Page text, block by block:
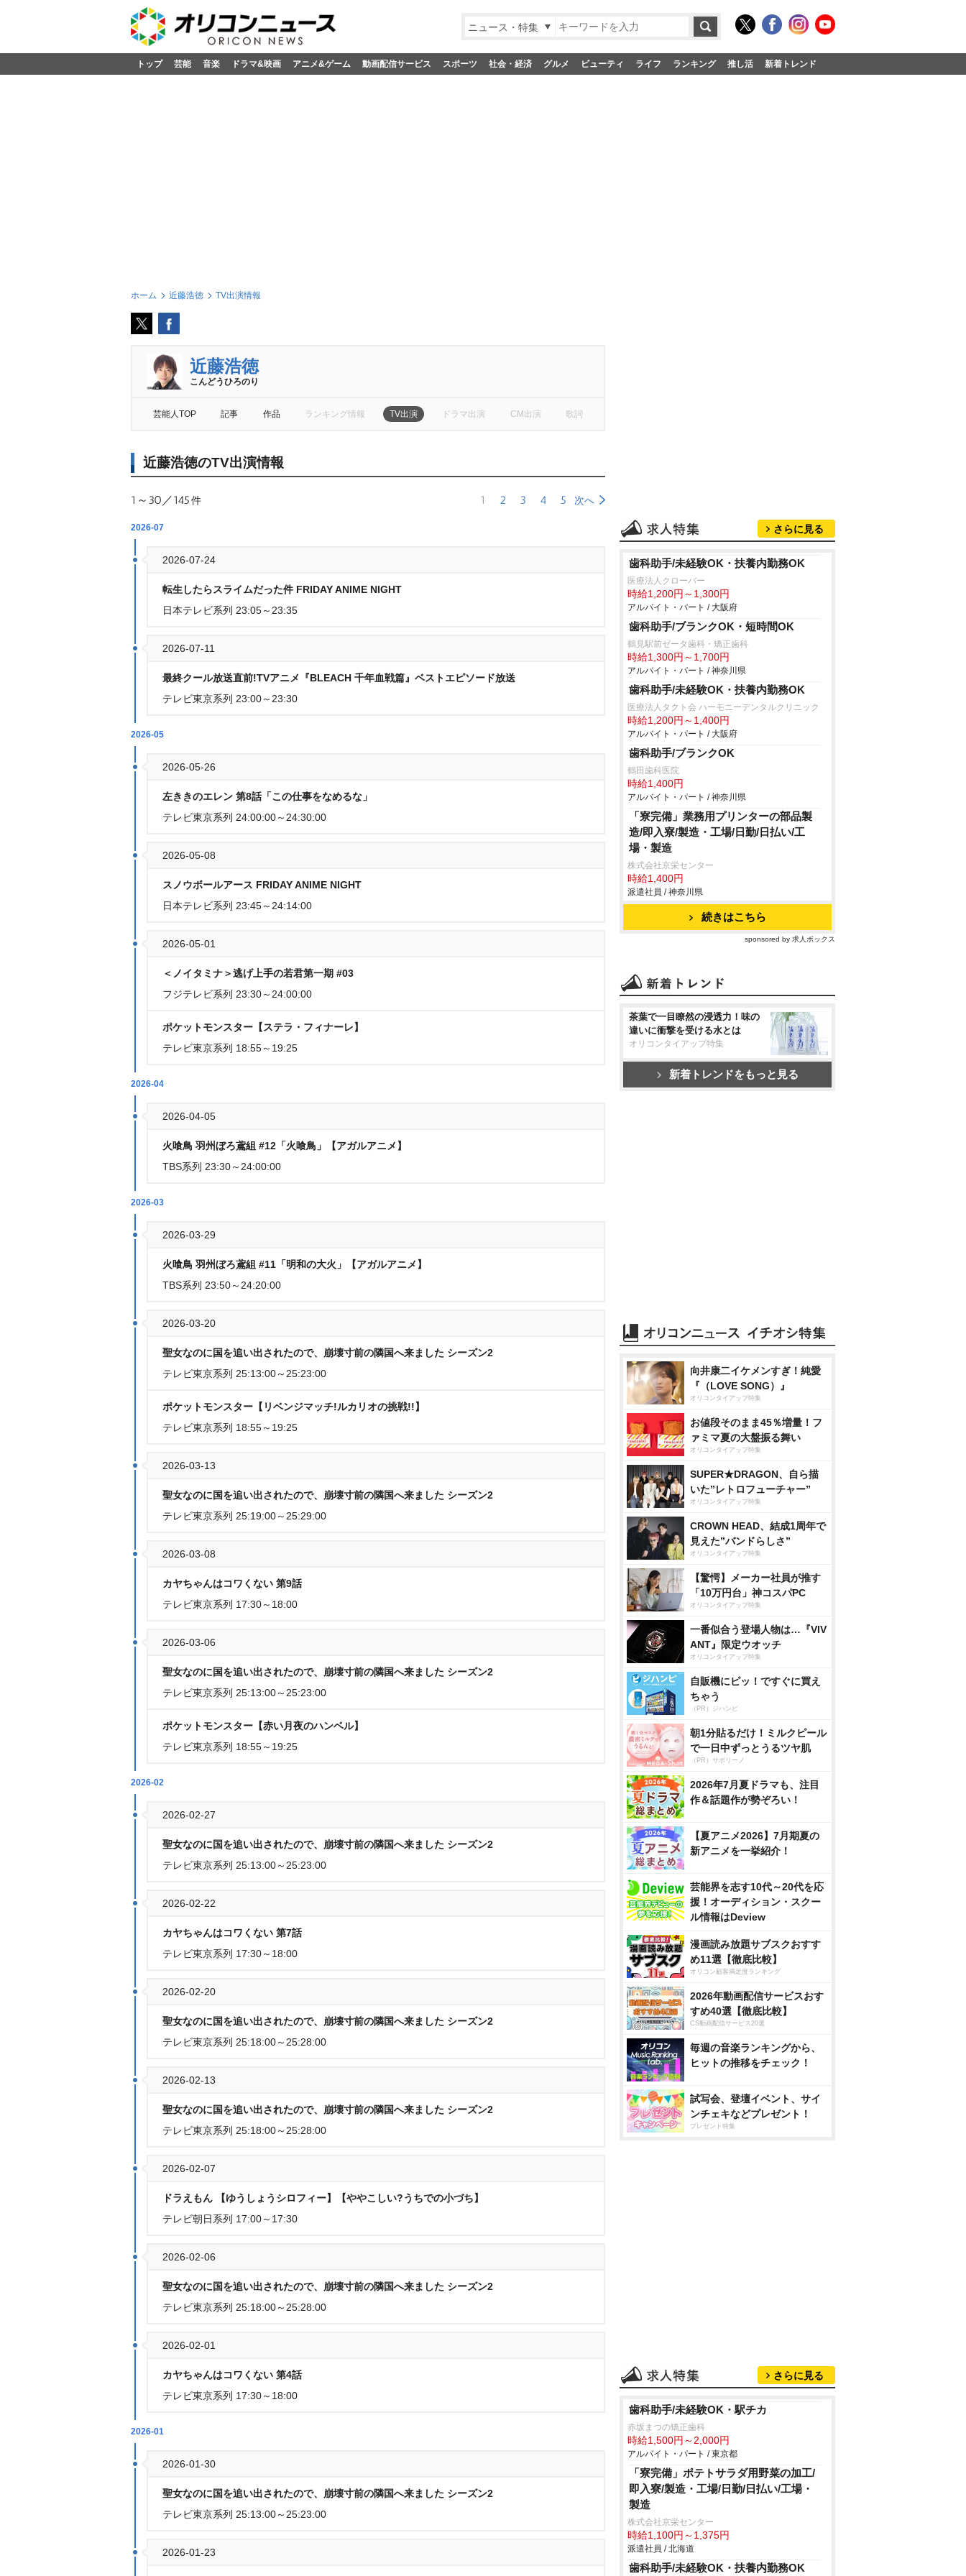
ニュース・特集
トップ 芸能 音楽 ドラマ&映画 アニメ&ゲーム 動画配信サービス スポーツ 社会・経済 グルメ ビューティ ライフ ランキング 推し活 新着トレンド
ホーム 近藤浩徳 TV出演情報
近藤浩徳
こんどうひろのり
芸能人TOP 記事 作品 ランキング情報 TV出演 ドラマ出演 CM出演 歌詞
近藤浩徳のTV出演情報
1～30／145件 1 2 3 4 5 次へ
2026-07
2026-07-24
転生したらスライムだった件 FRIDAY ANIME NIGHT
日本テレビ系列 23:05～23:35
2026-07-11
最終クール放送直前!TVアニメ『BLEACH 千年血戦篇』ベストエピソード放送
テレビ東京系列 23:00～23:30
2026-05
2026-05-26
左ききのエレン 第8話「この仕事をなめるな」
テレビ東京系列 24:00:00～24:30:00
2026-05-08
スノウボールアース FRIDAY ANIME NIGHT
日本テレビ系列 23:45～24:14:00
2026-05-01
＜ノイタミナ＞逃げ上手の若君第一期 #03
フジテレビ系列 23:30～24:00:00
ポケットモンスター【ステラ・フィナーレ】
テレビ東京系列 18:55～19:25
2026-04
2026-04-05
火喰鳥 羽州ぼろ鳶組 #12「火喰鳥」【アガルアニメ】
TBS系列 23:30～24:00:00
2026-03
2026-03-29
火喰鳥 羽州ぼろ鳶組 #11「明和の大火」【アガルアニメ】
TBS系列 23:50～24:20:00
2026-03-20
聖女なのに国を追い出されたので、崩壊寸前の隣国へ来ました シーズン2
テレビ東京系列 25:13:00～25:23:00
ポケットモンスター【リベンジマッチ!ルカリオの挑戦!!】
テレビ東京系列 18:55～19:25
2026-03-13
聖女なのに国を追い出されたので、崩壊寸前の隣国へ来ました シーズン2
テレビ東京系列 25:19:00～25:29:00
2026-03-08
カヤちゃんはコワくない 第9話
テレビ東京系列 17:30～18:00
2026-03-06
聖女なのに国を追い出されたので、崩壊寸前の隣国へ来ました シーズン2
テレビ東京系列 25:13:00～25:23:00
ポケットモンスター【赤い月夜のハンベル】
テレビ東京系列 18:55～19:25
2026-02
2026-02-27
聖女なのに国を追い出されたので、崩壊寸前の隣国へ来ました シーズン2
テレビ東京系列 25:13:00～25:23:00
2026-02-22
カヤちゃんはコワくない 第7話
テレビ東京系列 17:30～18:00
2026-02-20
聖女なのに国を追い出されたので、崩壊寸前の隣国へ来ました シーズン2
テレビ東京系列 25:18:00～25:28:00
2026-02-13
聖女なのに国を追い出されたので、崩壊寸前の隣国へ来ました シーズン2
テレビ東京系列 25:18:00～25:28:00
2026-02-07
ドラえもん 【ゆうしょうシロフィー】【ややこしい?うちでの小づち】
テレビ朝日系列 17:00～17:30
2026-02-06
聖女なのに国を追い出されたので、崩壊寸前の隣国へ来ました シーズン2
テレビ東京系列 25:18:00～25:28:00
2026-02-01
カヤちゃんはコワくない 第4話
テレビ東京系列 17:30～18:00
2026-01
2026-01-30
聖女なのに国を追い出されたので、崩壊寸前の隣国へ来ました シーズン2
テレビ東京系列 25:13:00～25:23:00
2026-01-23
さらに見る
歯科助手/未経験OK・扶養内勤務OK
医療法人クローバー
時給1,200円～1,300円
アルバイト・パート / 大阪府
歯科助手/ブランクOK・短時間OK
鶴見駅前ゼータ歯科・矯正歯科
時給1,300円～1,700円
アルバイト・パート / 神奈川県
歯科助手/未経験OK・扶養内勤務OK
医療法人タクト会 ハーモニーデンタルクリニック
時給1,200円～1,400円
アルバイト・パート / 大阪府
歯科助手/ブランクOK
鶴田歯科医院
時給1,400円
アルバイト・パート / 神奈川県
「寮完備」業務用プリンターの部品製
造/即入寮/製造・工場/日勤/日払い/工
場・製造
株式会社京栄センター
時給1,400円
派遣社員 / 神奈川県
続きはこちら
sponsored by 求人ボックス
茶葉で一目瞭然の浸透力！味の
違いに衝撃を受ける水とは
オリコンタイアップ特集
新着トレンドをもっと見る
向井康二イケメンすぎ！純愛
『（LOVE SONG）』
オリコンタイアップ特集
お値段そのまま45％増量！フ
ァミマ夏の大盤振る舞い
オリコンタイアップ特集
SUPER★DRAGON、自ら描
いた”レトロフューチャー”
オリコンタイアップ特集
CROWN HEAD、結成1周年で
見えた”バンドらしさ”
オリコンタイアップ特集
【驚愕】メーカー社員が推す
「10万円台」神コスパPC
オリコンタイアップ特集
一番似合う登場人物は…『VIV
ANT』限定ウオッチ
オリコンタイアップ特集
自販機にピッ！ですぐに買え
ちゃう
（PR）ジハンピ
朝1分貼るだけ！ミルクピール
で一日中ずっとうるツヤ肌
（PR）サボリーノ
2026年7月夏ドラマも、注目
作＆話題作が勢ぞろい！
【夏アニメ2026】7月期夏の
新アニメを一挙紹介！
芸能界を志す10代～20代を応
援！オーディション・スクー
ル情報はDeview
漫画読み放題サブスクおすす
め11選【徹底比較】
オリコン顧客満足度ランキング
2026年動画配信サービスおす
すめ40選【徹底比較】
CS動画配信サービス20選
毎週の音楽ランキングから、
ヒットの推移をチェック！
試写会、登壇イベント、サイ
ンチェキなどプレゼント！
プレゼント特集
さらに見る
歯科助手/未経験OK・駅チカ
赤坂まつの矯正歯科
時給1,500円～2,000円
アルバイト・パート / 東京都
「寮完備」ポテトサラダ用野菜の加工/
即入寮/製造・工場/日勤/日払い/工場・
製造
株式会社京栄センター
時給1,100円～1,375円
派遣社員 / 北海道
歯科助手/未経験OK・扶養内勤務OK